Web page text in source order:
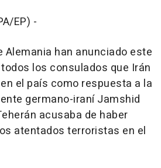
EP) -
Alemania han anunciado este
los consulados que Irán
el país como respuesta a la
germano-iraní Jamshid
acusaba de haber
atentados terroristas en el